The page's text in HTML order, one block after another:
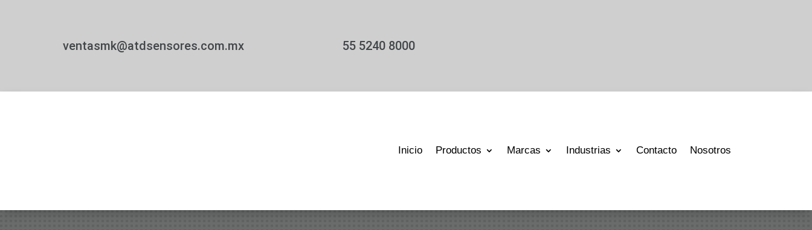
ventasmk@atdsensores.com.mx 55 5240 8000
Inicio Productos Marcas Industrias Contacto Nosotros